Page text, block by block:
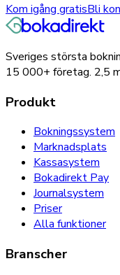
Kom igång gratisBli
Sveriges största
15 000+ företag. 2,5
Produkt
Bokningssystem
Marknadsplats
Kassasystem
Bokadirekt Pay
Journalsystem
Priser
Alla funktioner
Branscher